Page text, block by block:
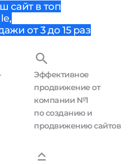
сайт в топ
от 3 до 15 раз
Эффективное
продвижение от
компании №1
по созданию и
продвижению сайтов